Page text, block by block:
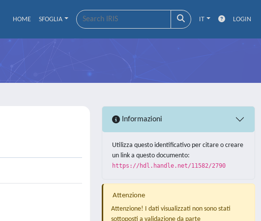
HOME SFOGLIA IT LOGIN
Informazioni
Utilizza questo identificativo per citare o creare
un link a questo documento:
https://hdl.handle.net/11582/2790
Attenzione
Attenzione! I dati visualizzati non sono stati
sottoposti a validazione da parte